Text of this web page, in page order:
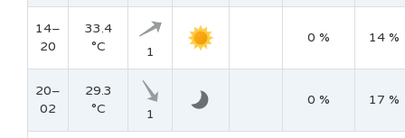
14–
20
33.4
°C
1
0 % 14 %
20–
02
29.3
°C
1
0 % 17 %